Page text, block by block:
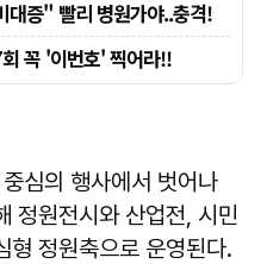
심의 행사에서 벗어나
정원전시와 산업전, 시민
형 정원축으로 운영된다.